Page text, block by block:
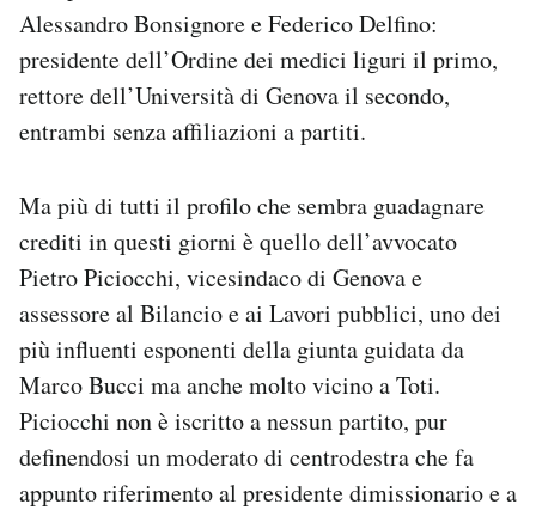
Alessandro Bonsignore e Federico Delfino:
presidente dell’Ordine dei medici liguri il primo,
rettore dell’Università di Genova il secondo,
entrambi senza affiliazioni a partiti.
Ma più di tutti il profilo che sembra guadagnare
crediti in questi giorni è quello dell’avvocato
Pietro Piciocchi, vicesindaco di Genova e
assessore al Bilancio e ai Lavori pubblici, uno dei
più influenti esponenti della giunta guidata da
Marco Bucci ma anche molto vicino a Toti.
Piciocchi non è iscritto a nessun partito, pur
definendosi un moderato di centrodestra che fa
appunto riferimento al presidente dimissionario e a